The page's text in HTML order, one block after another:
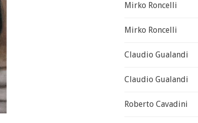
Mirko Roncelli
Mirko Roncelli
Claudio Gualandi
Claudio Gualandi
Roberto Cavadini